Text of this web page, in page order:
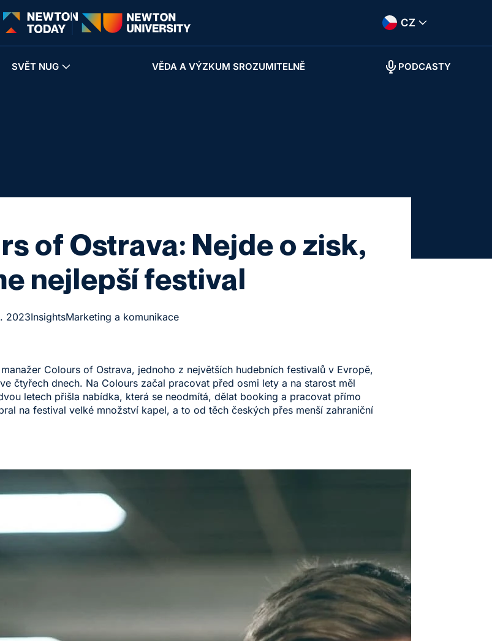
CZ
SVĚT NUG VĚDA A VÝZKUM SROZUMITELNĚ PODCASTY
of Ostrava: Nejde o zisk,
nejlepší festival
2023InsightsMarketing a komunikace
Colours of Ostrava, jednoho z největších hudebních festivalů v Evropě,
čtyřech dnech. Na Colours začal pracovat před osmi lety a na starost měl
letech přišla nabídka, která se neodmítá, dělat booking a pracovat přímo
na festival velké množství kapel, a to od těch českých přes menší zahraniční